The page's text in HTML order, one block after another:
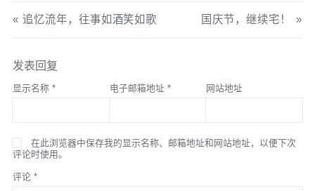
追忆流年，往事如酒笑如歌 国庆节，继续宅！
发表回复
显示名称 * 电子邮箱地址 * 网站地址
在此浏览器中保存我的显示名称、邮箱地址和网站地址，以便下次
评论时使用。
评论 *